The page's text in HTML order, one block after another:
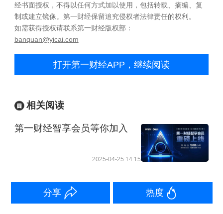
经书面授权，不得以任何方式加以使用，包括转载、摘编、复
制或建立镜像。第一财经保留追究侵权者法律责任的权利。
如需获得授权请联系第一财经版权部：
banquan@yicai.com
打开第一财经APP，继续阅读
相关阅读
第一财经智享会员等你加入
2025-04-25 14:15
分享 热度